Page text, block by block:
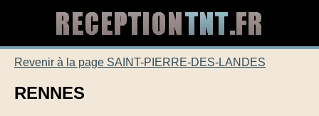
Revenir à la page SAINT-PIERRE-DES-LANDES
RENNES